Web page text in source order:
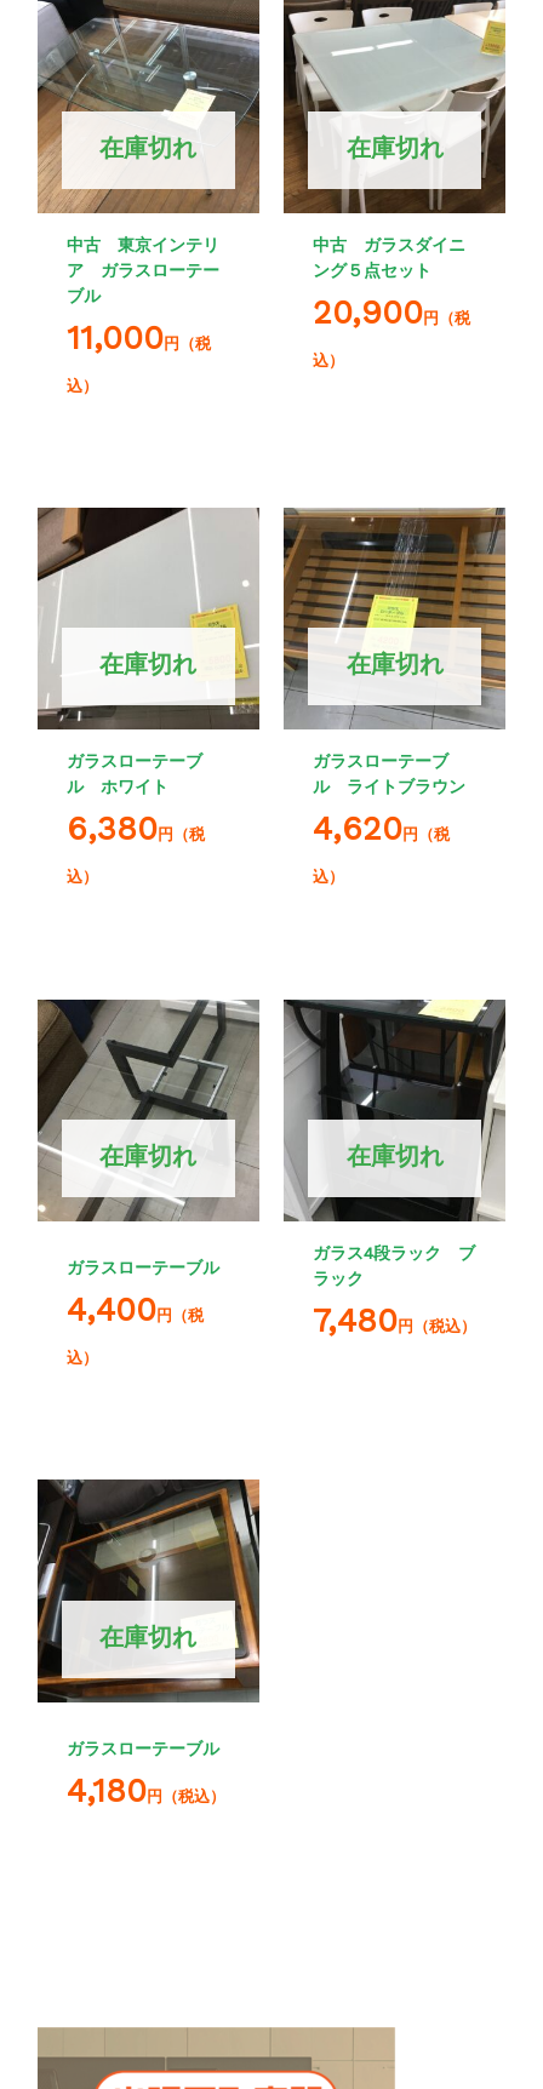
在庫切れ
中古 東京インテリ
ア ガラスローテー
ブル
11,000円（税
込）
在庫切れ
中古 ガラスダイニ
ング５点セット
20,900円（税
込）
在庫切れ
ガラスローテーブ
ル ホワイト
6,380円（税
込）
在庫切れ
ガラスローテーブ
ル ライトブラウン
4,620円（税
込）
在庫切れ
ガラスローテーブル
4,400円（税
込）
在庫切れ
ガラス4段ラック ブ
ラック
7,480円（税込）
在庫切れ
ガラスローテーブル
4,180円（税込）